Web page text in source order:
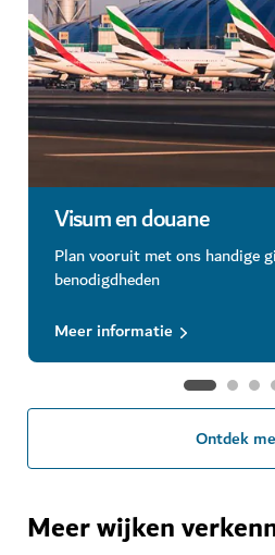
Visum en douane
Plan vooruit met ons handige
benodigdheden
Meer informatie
Ontdek
Meer wijken